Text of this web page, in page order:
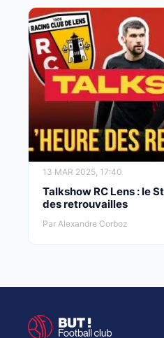
13 MAR 2025, 17:40
Talkshow RC Lens : le
des retrouvailles
Par Alexandre Corboz